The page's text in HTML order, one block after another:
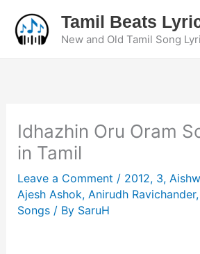
content
Tamil Beats
New and Old Tamil Song
Idhazhin Oru Oram
in Tamil
Leave a Comment / 2012, 3,
Ajesh Ashok, Anirudh Ravichander,
Songs/ By SaruH